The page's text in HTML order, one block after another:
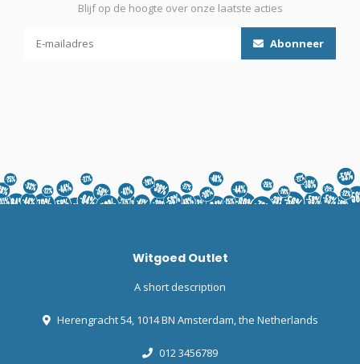
Blijf op de hoogte over onze laatste acties
Abonneer
Witgoed Outlet
A short description
Herengracht 54, 1014 BN Amsterdam, the Netherlands
012 3456789